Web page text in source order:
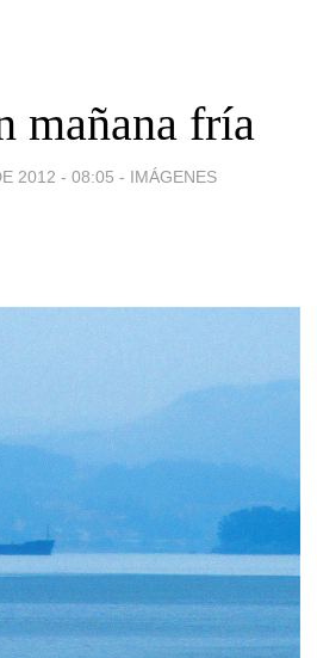
mañana fría
2012 - 08:05 - IMÁGENES